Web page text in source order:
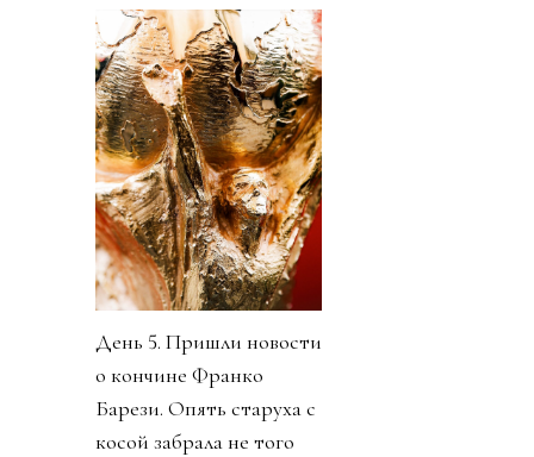
День 5. Пришли новости
о кончине Франко
Барези. Опять старуха с
косой забрала не того